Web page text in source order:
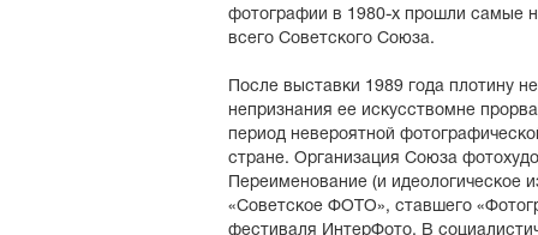
фотографии в 1980-х прошли самые
всего Советского Союза.
После выставки 1989 года плотину
непризнания ее искусствомне
период невероятной
стране. Организация Союза
Переименование (и идеологическое
«Советское ФОТО», ставшего
фестиваля ИнтерФото. В